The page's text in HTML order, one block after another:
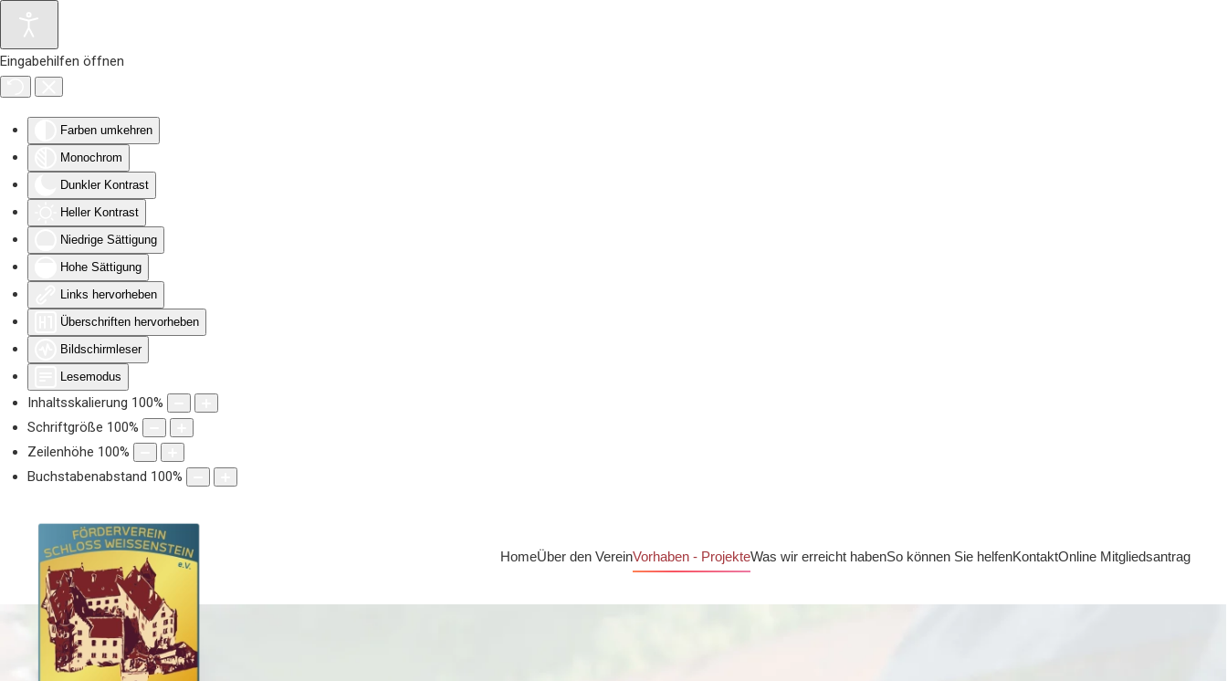
Eingabehilfen öffnen
Farben umkehren
Monochrom
Dunkler Kontrast
Heller Kontrast
Niedrige Sättigung
Hohe Sättigung
Links hervorheben
Überschriften hervorheben
Bildschirmleser
Lesemodus
Inhaltsskalierung 100%
Schriftgröße 100%
Zeilenhöhe 100%
Buchstabenabstand 100%
Zum Hauptinhalt springen
HomeÜber den VereinVorhaben - ProjekteWas wir erreicht habenSo können Sie helfenKontaktOnline Mitgliedsantrag